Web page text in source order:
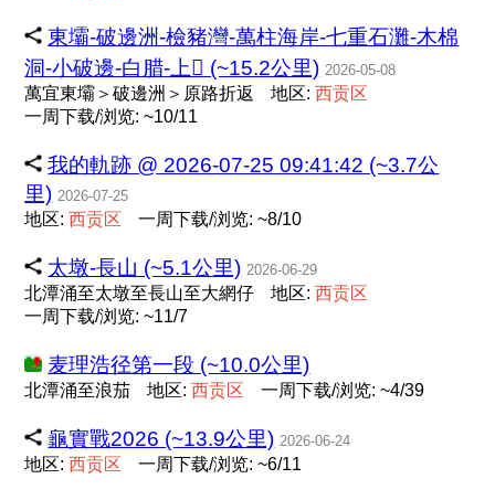
東壩-破邊洲-檢豬灣-萬柱海岸-七重石灘-木棉
洞-小破邊-白腊-上𡩴󠄁 (~15.2公里) 2026-05-08
萬宜東壩＞破邊洲＞原路折返 地区:西贡区
一周下载/浏览: ~10/11
我的軌跡 @ 2026-07-25 09:41:42 (~3.7公
里) 2026-07-25
地区:西贡区 一周下载/浏览: ~8/10
太墩-長山 (~5.1公里) 2026-06-29
北潭涌至太墩至長山至大網仔 地区:西贡区
一周下载/浏览: ~11/7
麦理浩径第一段 (~10.0公里)
北潭涌至浪茄 地区:西贡区 一周下载/浏览: ~4/39
龜實戰2026 (~13.9公里) 2026-06-24
地区:西贡区 一周下载/浏览: ~6/11